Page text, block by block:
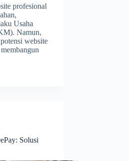
profesional
Usaha
Namun,
website
Solusi